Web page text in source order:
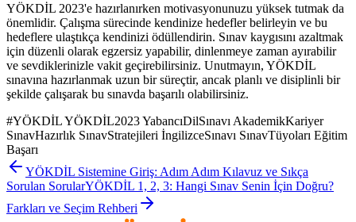
YÖKDİL 2023'e hazırlanırken motivasyonunuzu yüksek tutmak da
önemlidir. Çalışma sürecinde kendinize hedefler belirleyin ve bu
hedeflere ulaştıkça kendinizi ödüllendirin. Sınav kaygısını azaltmak
için düzenli olarak egzersiz yapabilir, dinlenmeye zaman ayırabilir
ve sevdiklerinizle vakit geçirebilirsiniz. Unutmayın, YÖKDİL
sınavına hazırlanmak uzun bir süreçtir, ancak planlı ve disiplinli bir
şekilde çalışarak bu sınavda başarılı olabilirsiniz.
#YÖKDİL YÖKDİL2023 YabancıDilSınavı AkademikKariyer
SınavHazırlık SınavStratejileri İngilizceSınavı SınavTüyoları Eğitim
Başarı
YÖKDİL Sistemine Giriş: Adım Adım Kılavuz ve Sıkça
Sorulan SorularYÖKDİL 1, 2, 3: Hangi Sınav Senin İçin Doğru?
Farkları ve Seçim Rehberi